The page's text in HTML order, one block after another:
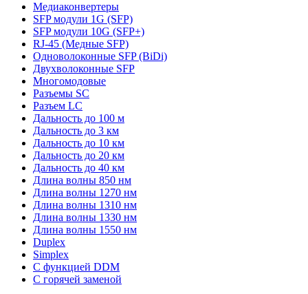
Медиаконвертеры
SFP модули 1G (SFP)
SFP модули 10G (SFP+)
RJ-45 (Медные SFP)
Одноволоконные SFP (BiDi)
Двухволоконные SFP
Многомодовые
Разъемы SC
Разъем LC
Дальность до 100 м
Дальность до 3 км
Дальность до 10 км
Дальность до 20 км
Дальность до 40 км
Длина волны 850 нм
Длина волны 1270 нм
Длина волны 1310 нм
Длина волны 1330 нм
Длина волны 1550 нм
Duplex
Simplex
С функцией DDM
С горячей заменой